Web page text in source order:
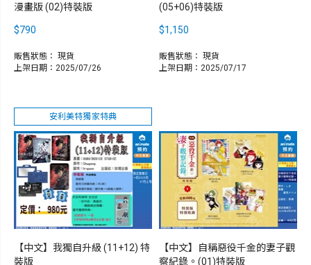
漫畫版 (02)特裝版
$790
販售狀態： 現貨
上架日期：2025/07/26
(05+06)特裝版
$1,150
販售狀態： 現貨
上架日期：2025/07/17
安利美特獨家特典
【中文】我獨自升級 (11+12) 特
裝版
【中文】自稱惡役千金的妻子觀
察紀錄。(01)特裝版